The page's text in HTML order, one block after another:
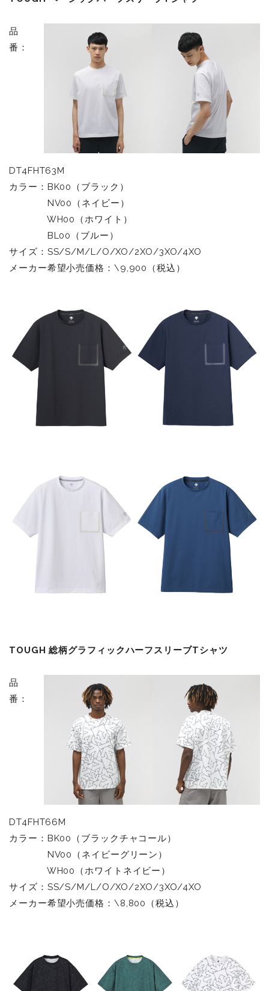
品
番：
DT4FHT63M
カラー：BK00（ブラック）
NV00（ネイビー）
WH00（ホワイト）
BL00（ブルー）
サイズ：SS/S/M/L/O/XO/2XO/3XO/4XO
メーカー希望小売価格：\9,900（税込）
TOUGH 総柄グラフィックハーフスリーブTシャツ
品
番：
DT4FHT66M
カラー：BK00（ブラックチャコール）
NV00（ネイビーグリーン）
WH00（ホワイトネイビー）
サイズ：SS/S/M/L/O/XO/2XO/3XO/4XO
メーカー希望小売価格：\8,800（税込）